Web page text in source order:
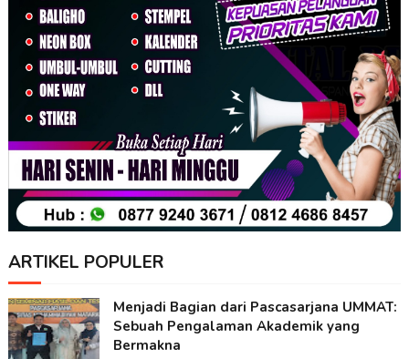
ARTIKEL POPULER
Menjadi Bagian dari Pascasarjana UMMAT:
Sebuah Pengalaman Akademik yang
Bermakna